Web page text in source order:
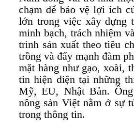
chạm để bảo vệ lợi ích
lớn trong việc xây dựng
minh bạch, trách nhiệm
trình sản xuất theo tiêu
trồng và đẩy mạnh đàm
mặt hàng như gạo, xoài,
tin hiện diện tại những
Mỹ, EU, Nhật Bản.
nông sản Việt nằm ở sự
trong thông tin.